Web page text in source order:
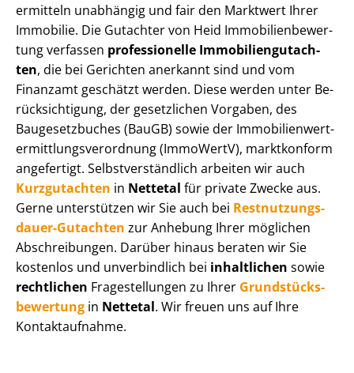
ermitteln unabhängig und fair den Marktwert Ihrer
Immobilie. Die Gutachter von Heid Im­mo­bi­li­en­be­wer­
tung verfassen professionelle Im­mo­bi­li­en­gut­ach­
ten, die bei Gerichten anerkannt sind und vom
Finanzamt geschätzt werden. Diese werden unter Be­
rück­sich­ti­gung, der gesetzlichen Vorgaben, des
Baugesetzbuches (BauGB) sowie der Im­mo­bi­li­en­wert­
ermitt­lungs­ver­ord­nung (ImmoWertV), marktkonform
angefertigt. Selbst­ver­ständ­lich arbeiten wir auch
Kurzgutachten in Nettetal für private Zwecke aus.
Gerne unterstützen wir Sie auch bei Rest­nut­zungs­
dau­er-Gutachten zur Anhebung Ihrer möglichen
Abschreibungen. Darüber hinaus beraten wir Sie
kostenlos und unverbindlich bei inhaltlichen sowie
rechtlichen Fragestellungen zu Ihrer Grund­stücks­
be­wer­tung in Nettetal. Wir freuen uns auf Ihre
Kontaktaufnahme.